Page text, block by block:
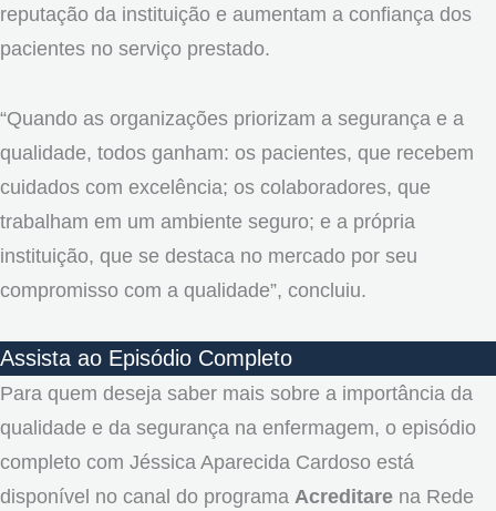
reputação da instituição e aumentam a confiança dos
pacientes no serviço prestado.
“Quando as organizações priorizam a segurança e a
qualidade, todos ganham: os pacientes, que recebem
cuidados com excelência; os colaboradores, que
trabalham em um ambiente seguro; e a própria
instituição, que se destaca no mercado por seu
compromisso com a qualidade”, concluiu.
Assista ao Episódio Completo
Para quem deseja saber mais sobre a importância da
qualidade e da segurança na enfermagem, o episódio
completo com Jéssica Aparecida Cardoso está
disponível no canal do programa Acreditare na Rede